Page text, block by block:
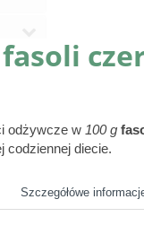
fasoli
odżywcze w 100 g
codziennej diecie.
Szczegółówe